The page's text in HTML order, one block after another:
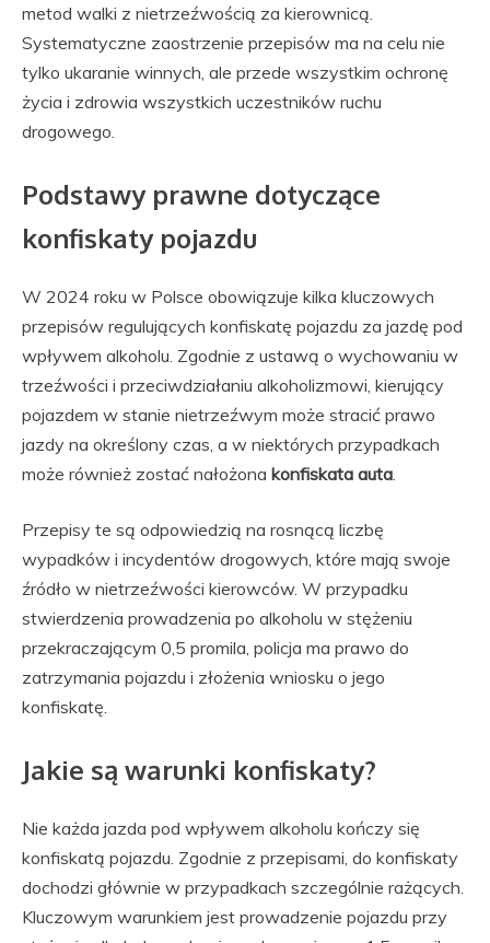
metod walki z nietrzeźwością za kierownicą.
Systematyczne zaostrzenie przepisów ma na celu nie
tylko ukaranie winnych, ale przede wszystkim ochronę
życia i zdrowia wszystkich uczestników ruchu
drogowego.
Podstawy prawne dotyczące
konfiskaty pojazdu
W 2024 roku w Polsce obowiązuje kilka kluczowych
przepisów regulujących konfiskatę pojazdu za jazdę pod
wpływem alkoholu. Zgodnie z ustawą o wychowaniu w
trzeźwości i przeciwdziałaniu alkoholizmowi, kierujący
pojazdem w stanie nietrzeźwym może stracić prawo
jazdy na określony czas, a w niektórych przypadkach
może również zostać nałożona konfiskata auta
Przepisy te są odpowiedzią na rosnącą liczbę
wypadków i incydentów drogowych, które mają swoje
źródło w nietrzeźwości kierowców. W przypadku
stwierdzenia prowadzenia po alkoholu w stężeniu
przekraczającym 0,5 promila, policja ma prawo do
zatrzymania pojazdu i złożenia wniosku o jego
konfiskatę.
Jakie są warunki konfiskaty?
Nie każda jazda pod wpływem alkoholu kończy się
konfiskatą pojazdu. Zgodnie z przepisami, do konfiskaty
dochodzi głównie w przypadkach szczególnie rażących.
Kluczowym warunkiem jest prowadzenie pojazdu przy